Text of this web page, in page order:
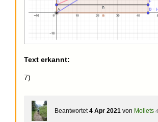
Text erkannt:
7)
Beantwortet 4 Apr 2021 von Moliets